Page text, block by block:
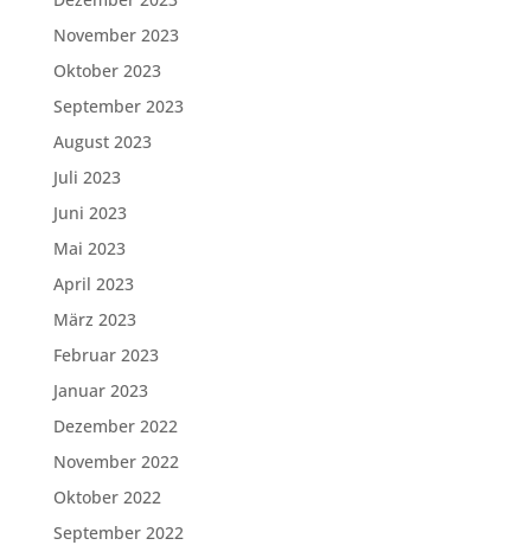
November 2023
Oktober 2023
September 2023
August 2023
Juli 2023
Juni 2023
Mai 2023
April 2023
März 2023
Februar 2023
Januar 2023
Dezember 2022
November 2022
Oktober 2022
September 2022